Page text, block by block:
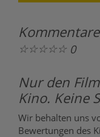
Kommentare
☆☆☆☆☆ 0
Nur den
Kino. Keine
Wir behalten uns
Bewertungen des